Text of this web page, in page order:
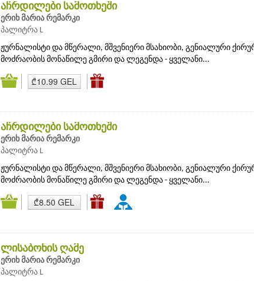
აჩრდილები სამოთხეში
ერიხ მარია რემარკი
პალიტრა L
ჟურნალისტი და მწერალი, მშვენიერი მსახიობი, გენიალური
მოძრაობის მონაწილე გმირი და ლეგენდა - ყველანი...
₾10.99 GEL
აჩრდილები სამოთხეში
ერიხ მარია რემარკი
პალიტრა L
ჟურნალისტი და მწერალი, მშვენიერი მსახიობი, გენიალური
მოძრაობის მონაწილე გმირი და ლეგენდა - ყველანი...
₾8.50 GEL
ლისაბონის ღამე
ერიხ მარია რემარკი
პალიტრა L